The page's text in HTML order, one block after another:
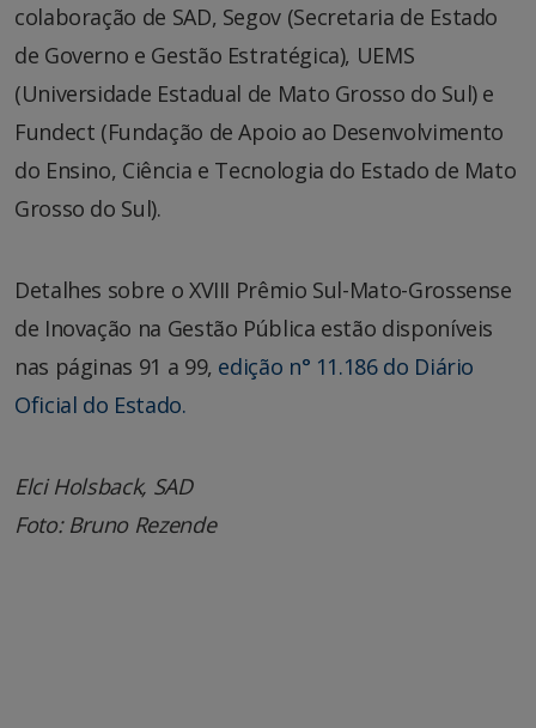
colaboração de SAD, Segov (Secretaria de Estado
de Governo e Gestão Estratégica), UEMS
(Universidade Estadual de Mato Grosso do Sul) e
Fundect (Fundação de Apoio ao Desenvolvimento
do Ensino, Ciência e Tecnologia do Estado de Mato
Grosso do Sul).
Detalhes sobre o XVIII Prêmio Sul-Mato-Grossense
de Inovação na Gestão Pública estão disponíveis
nas páginas 91 a 99, edição n° 11.186 do Diário
Oficial do Estado.
Elci Holsback, SAD
Foto: Bruno Rezende